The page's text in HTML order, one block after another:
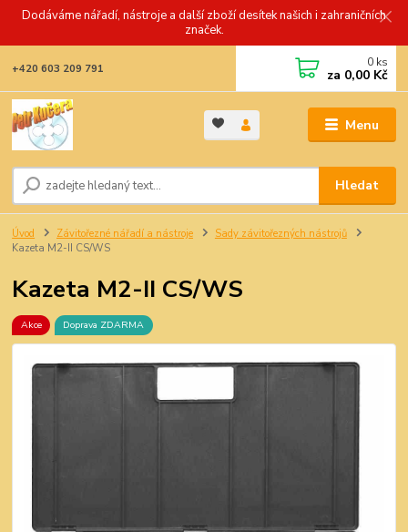
Dodáváme nářadí, nástroje a další zboží desítek našich i zahraničních
značek.
Menu
Hledat
+420 603 209 791 0 ks
za 0,00 Kč
Úvod Závitořezné nářadí a nástroje
Sady závitořezných nástrojů
Kazeta M2-II CS/WS
Kazeta M2-II CS/WS
Akce Doprava ZDARMA